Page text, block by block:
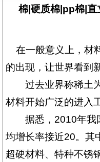
棉|硬质棉|pp棉|
在一般意义上，材
的出现，让世界看到
过去业界称稀土为
材料开始广泛的进入
据悉，2010年我国
均增长率接近20。其
超硬材料、特种不锈